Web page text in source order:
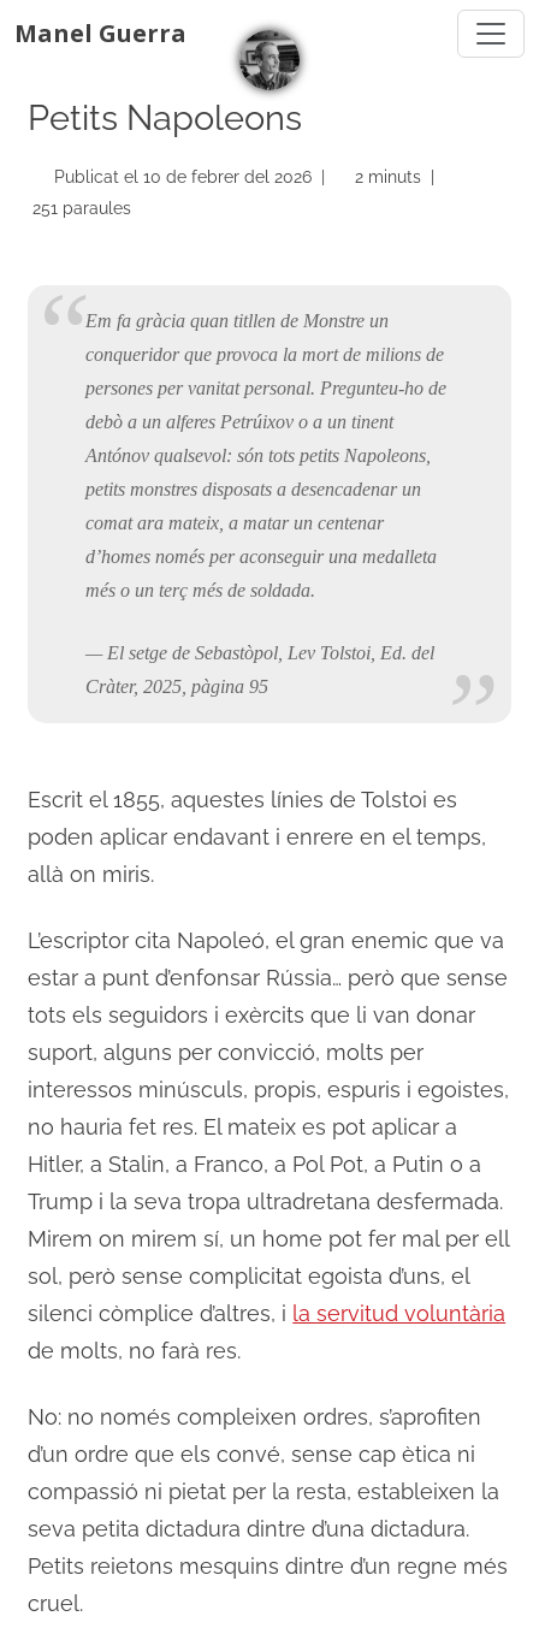
Manel Guerra
Petits Napoleons
Publicat el 10 de febrer del 2026 |
2 minuts |
251 paraules
Em fa gràcia quan titllen de Monstre un
conqueridor que provoca la mort de milions de
persones per vanitat personal. Pregunteu-ho de
debò a un alferes Petrúixov o a un tinent
Antónov qualsevol: són tots petits Napoleons,
petits monstres disposats a desencadenar un
comat ara mateix, a matar un centenar
d’homes només per aconseguir una medalleta
més o un terç més de soldada.
— El setge de Sebastòpol, Lev Tolstoi, Ed. del
Cràter, 2025, pàgina 95
Escrit el 1855, aquestes línies de Tolstoi es
poden aplicar endavant i enrere en el temps,
allà on miris.
L’escriptor cita Napoleó, el gran enemic que va
estar a punt d’enfonsar Rússia… però que sense
tots els seguidors i exèrcits que li van donar
suport, alguns per convicció, molts per
interessos minúsculs, propis, espuris i egoistes,
no hauria fet res. El mateix es pot aplicar a
Hitler, a Stalin, a Franco, a Pol Pot, a Putin o a
Trump i la seva tropa ultradretana desfermada.
Mirem on mirem sí, un home pot fer mal per ell
sol, però sense complicitat egoista d’uns, el
silenci còmplice d’altres, i la servitud voluntària
de molts, no farà res.
No: no només compleixen ordres, s’aprofiten
d’un ordre que els convé, sense cap ètica ni
compassió ni pietat per la resta, estableixen la
seva petita dictadura dintre d’una dictadura.
Petits reietons mesquins dintre d’un regne més
cruel.